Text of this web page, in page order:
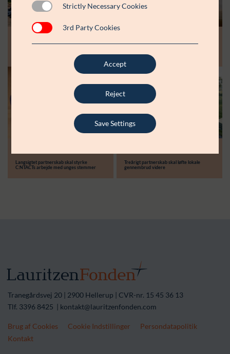
Modtager:
unge fællesskaber
Langsigtet partnerskab skal styrke
C:NTACTs arbejde med unges stemmer
6.000.000 kr.
Treårigt partnerskab skal løfte lokale
gennembrud videre
Støttebeløb i alt:
Tranegårdsvej 20 | 2900 Hellerup | CVR-nr. 15 45 36 13
Tlf. 3396 8425 | kontakt@lauritzenfonden.com
Brug af Cookies Cookie Indstillinger
Persondatapolitik
Kontakt
Strictly Necessary Cookies
3rd Party Cookies
Accept
Reject
Save Settings